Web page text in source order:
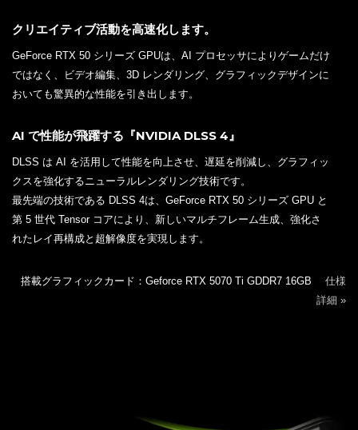
クリエイティブ活動を高速化します。
GeForce RTX 50 シリーズ GPUは、AI プロセッサによりゲームだけ
ではなく、ビデオ編集、3D レンダリング、グラフィックデザインに
おいても驚異的な性能を引き出します。
AI で性能が飛躍する『NVIDIA DLSS 4』
DLSS は AI を活用して性能を向上させ、遅延を削減し、グラフィッ
クスを強化するニューラルレンダリング技術です。
最先端の技術である DLSS 4は、GeForce RTX 50 シリーズ GPU と
第 5 世代 Tensor コアにより、新しいマルチフレーム生成、強化さ
れたレイ再構成と超解像度を実現します。
搭載グラフィックカード：Geforce RTX 5070 Ti GDDR7 16GB 仕様
詳細 »